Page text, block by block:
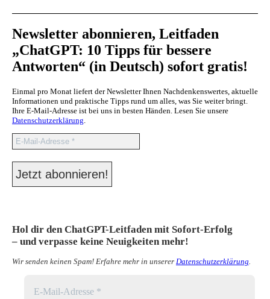
Newsletter abonnieren, Leitfaden
„ChatGPT: 10 Tipps für bessere
Antworten“ (in Deutsch) sofort gratis!
Einmal pro Monat liefert der Newsletter Ihnen Nachdenkenswertes, aktuelle
Informationen und praktische Tipps rund um alles, was Sie weiter bringt.
Ihre E-Mail-Adresse ist bei uns in besten Händen. Lesen Sie unsere
Datenschutzerklärung.
Hol dir den ChatGPT-Leitfaden mit Sofort-Erfolg
– und verpasse keine Neuigkeiten mehr!
Wir senden keinen Spam! Erfahre mehr in unserer Datenschutzerklärung.